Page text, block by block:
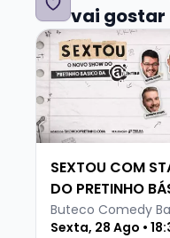
Cancelamentos
com 24h de
acordo com a
Tri.rs
Os ingressos
show.
vai gostar
Veja mais sobre
SEXTOU COM
DO PRETINHO
Sexta, 28 Ago •